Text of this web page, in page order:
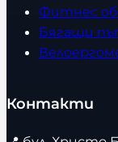
Фитнес
Бягащи
Контакти